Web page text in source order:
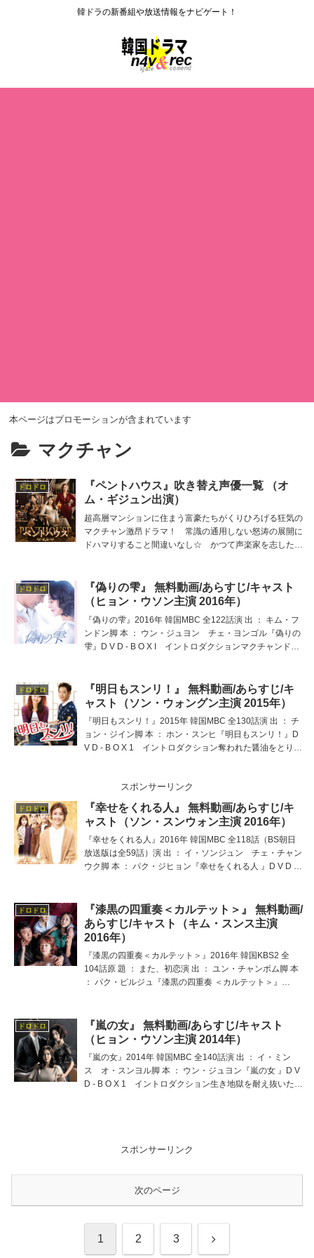
韓ドラの新番組や放送情報をナビゲート！
本ページはプロモーションが含まれています
マクチャン
ドロドロ
『ペントハウス』吹き替え声優一覧 （オ
ム・ギジュン出演）
超高層マンションに住まう富豪たちがくりひろげる狂気の
マクチャン激昂ドラマ！ 常識の通用しない怒涛の展開に
ドハマりすること間違いなし☆ かつて声楽家を志したラ
子、片山加奈、高橋英則、大泊貴揮、岩中睦樹、山田唯菜
など。
ドロドロ
『偽りの雫』 無料動画/あらすじ/キャスト
（ヒョン・ウソン主演 2016年）
『偽りの雫』2016年 韓国MBC 全122話演 出 ： キム・フ
ンドン脚 本 ： ウン・ジュヨン チェ・ヨンゴル『偽りの
雫』D V D - B O X I イントロダクションマクチャンドラ
ドロドロ
『明日もスンリ！』 無料動画/あらすじ/キ
ャスト（ソン・ウォングン主演 2015年）
『明日もスンリ！』2015年 韓国MBC 全130話演 出 ： チ
ョン・ジイン脚 本 ： ホン・スンヒ『明日もスンリ！』D
V D - B O X 1 イントロダクション奪われた醤油をとりも
スポンサーリンク
ドロドロ
『幸せをくれる人』 無料動画/あらすじ/キ
ャスト（ソン・スンウォン主演 2016年）
『幸せをくれる人』2016年 韓国MBC 全118話（BS朝日
放送版は全59話）演 出 ： イ・ソンジュン チェ・チャン
ウク脚 本 ： パク・ジヒョン『幸せをくれる人 』D V D -
ドロドロ
『漆黒の四重奏＜カルテット＞』 無料動画/
あらすじ/キャスト（キム・スンス主演
2016年）
『漆黒の四重奏＜カルテット＞』2016年 韓国KBS2 全
104話原 題 ： また、初恋演 出 ： ユン・チャンボム脚 本
： パク・ピルジュ『漆黒の四重奏 ＜カルテット＞』
ドロドロ
『嵐の女』 無料動画/あらすじ/キャスト
（ヒョン・ウソン主演 2014年）
『嵐の女』2014年 韓国MBC 全140話演 出 ： イ・ミン
ス オ・スンヨル脚 本 ： ウン・ジュヨン『嵐の女 』D V
D - B O X 1 イントロダクション生き地獄を耐え抜いた女
スポンサーリンク
次のページ
1 2 3 次